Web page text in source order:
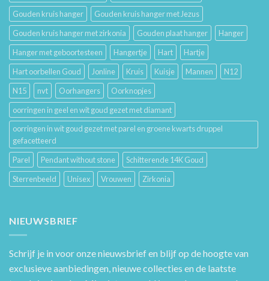
Gouden kruis hanger
Gouden kruis hanger met Jezus
Gouden kruis hanger met zirkonia
Gouden plaat hanger
Hanger
Hanger met geboortesteen
Hangertje Hart
Hartje
Hart oorbellen Goud
Jonline Kruis Kuisje Mannen
N12
N15
nvt Oorhangers
Oorknopjes
oorringen in geel en wit goud gezet met diamant
oorringen in wit goud gezet met parel en groene kwarts druppel
gefacetteerd
Parel
Pendant without stone
Schitterende 14K Goud
Sterrenbeeld
Unisex Vrouwen Zirkonia
NIEUWSBRIEF
Schrijf je in voor onze nieuwsbrief en blijf op de hoogte van
exclusieve aanbiedingen, nieuwe collecties en de laatste